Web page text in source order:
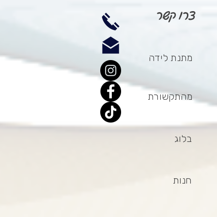
צרו קשר
מתנת לידה
מהתקשורת
בלוג
חנות